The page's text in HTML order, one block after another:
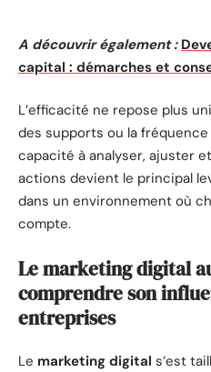
A découvrir également :
capital : démarches et
L’efficacité ne repose plus
des supports ou la
capacité à analyser, ajuster
actions devient le principal
dans un environnement où
compte.
Le marketing digital
comprendre son
entreprises
Le marketing digital s’est